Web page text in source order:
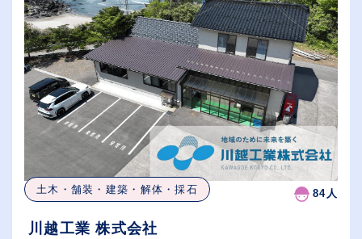
土木・舗装・建築・解体・採石 84人
川越工業 株式会社